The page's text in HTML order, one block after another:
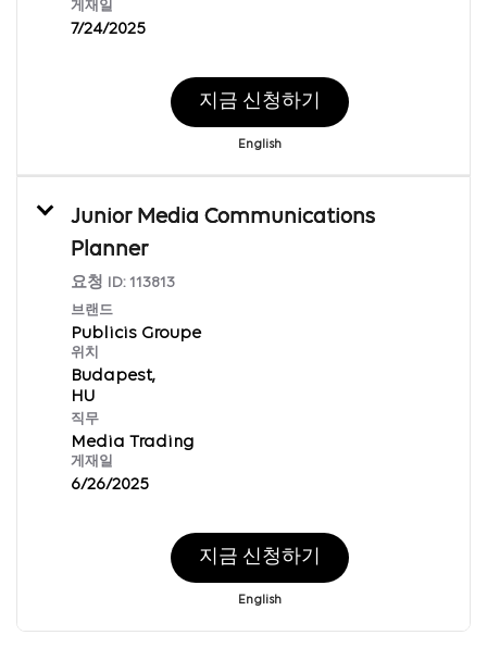
게재일
7/24/2025
지금 신청하기
English
Junior Media Communications
Planner
요청 ID: 113813
브랜드
Publicis Groupe
위치
Budapest,
직무
Media Trading
게재일
6/26/2025
지금 신청하기
English